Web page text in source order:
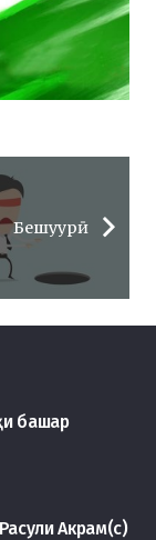
Бешуурӣ
башар
Акрам(с)